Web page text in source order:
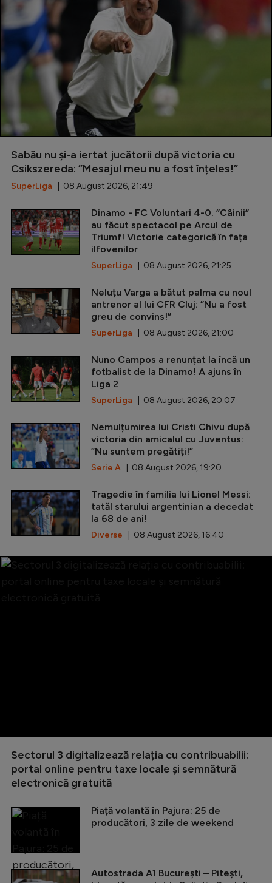
Sabău nu și-a iertat jucătorii după victoria cu
Csikszereda: ”Mesajul meu nu a fost înțeles!”
SuperLiga | 08 August 2026, 21:49
Dinamo - FC Voluntari 4-0. ”Câinii”
au făcut spectacol pe Arcul de
Triumf! Victorie categorică în fața
ilfovenilor
SuperLiga | 08 August 2026, 21:25
Neluțu Varga a bătut palma cu noul
antrenor al lui CFR Cluj: ”Nu a fost
greu de convins!”
SuperLiga | 08 August 2026, 21:00
Nuno Campos a renunțat la încă un
fotbalist de la Dinamo! A ajuns în
Liga 2
SuperLiga | 08 August 2026, 20:07
Nemulțumirea lui Cristi Chivu după
victoria din amicalul cu Juventus:
”Nu suntem pregătiți!”
Serie A | 08 August 2026, 19:20
Tragedie în familia lui Lionel Messi:
tatăl starului argentinian a decedat
la 68 de ani!
Diverse | 08 August 2026, 16:40
Sectorul 3 digitalizează relația cu contribuabilii:
portal online pentru taxe locale și semnătură
electronică gratuită
Piață volantă în Pajura: 25 de
producători, 3 zile de weekend
Autostrada A1 București – Pitești,